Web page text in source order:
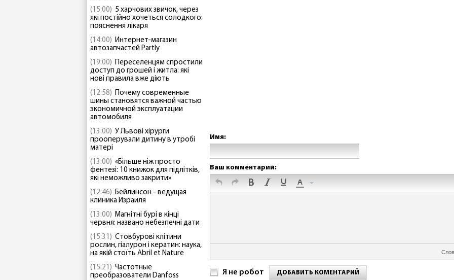
(15:00) 5 харчових звичок, через
які постійно хочеться солодкого:
пояснення лікаря
(14:00) Интернет-магазин
автозапчастей Partly
(19:00) Переселенцям спростили
доступ до грошей і житла: які
нові правила вже діють
(12:58) Почему современные
шины становятся важной частью
экономичной эксплуатации
автомобиля
(13:00) У Львові хірурги
прооперували дитину в утробі
матері
(13:00) «Більше ніж просто
фентезі: 10 книжок для підлітків,
які неможливо закрити»
(12:46) Бейлинсон - ведущая
клиника Израиля
(13:00) Магнітні бурі в кінці
червня: названо небезпечні дати
(15:31) Стовбурові клітини
рослин, гіалурон і кератин: наука,
на якій стоїть Abril et Nature
(15:21) Частотные
преобразователи Danfoss
Имя:
Ваш комментарий:
Я не робот ДОБАВИТЬ КОМЕНТАРИЙ